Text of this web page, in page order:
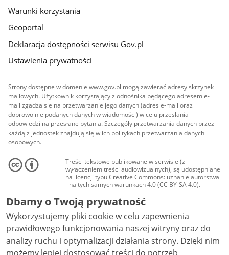
Warunki korzystania
Geoportal
Deklaracja dostępności serwisu Gov.pl
Ustawienia prywatności
Strony dostępne w domenie www.gov.pl mogą zawierać adresy skrzynek
mailowych. Użytkownik korzystający z odnośnika będącego adresem e-
mail zgadza się na przetwarzanie jego danych (adres e-mail oraz
dobrowolnie podanych danych w wiadomości) w celu przesłania
odpowiedzi na przesłane pytania. Szczegóły przetwarzania danych przez
każdą z jednostek znajdują się w ich politykach przetwarzania danych
osobowych.
Treści tekstowe publikowane w serwisie (z
wyłączeniem treści audiowizualnych), są udostępniane
na licencji typu Creative Commons: uznanie autorstwa
- na tych samych warunkach 4.0 (CC BY-SA 4.0).
Materiały audiowizualne, w tym zdjęcia, materiały
audio i wideo, są udostępniane na licencji typu
Creative Commons: uznanie autorstwa użycie
niekomercyjne - bez utworów zależnych 4.0 (CC BY-
NC-ND 4.0), o ile nie jest to stwierdzone inaczej.
Dbamy o Twoją prywatność
Wykorzystujemy pliki cookie w celu zapewnienia
prawidłowego funkcjonowania naszej witryny oraz do
analizy ruchu i optymalizacji działania strony. Dzięki nim